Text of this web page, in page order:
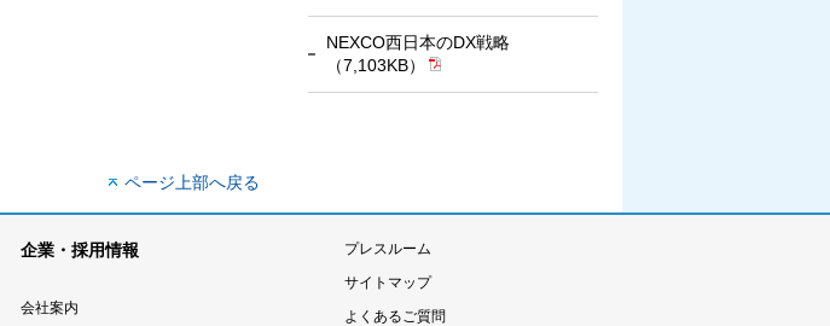
NEXCO西日本のDX戦略
（7,103KB）
ページ上部へ戻る
企業・採用情報
会社案内
プレスルーム
サイトマップ
よくあるご質問